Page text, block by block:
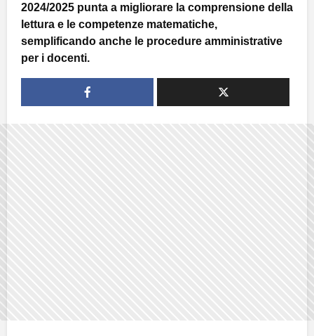
2024/2025 punta a migliorare la comprensione della
lettura e le competenze matematiche,
semplificando anche le procedure amministrative
per i docenti.